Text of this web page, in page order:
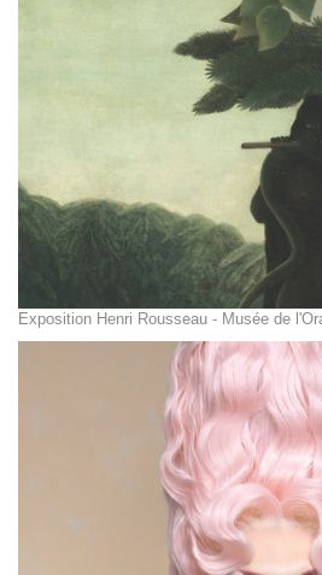
Exposition Henri Rousseau - Musée de